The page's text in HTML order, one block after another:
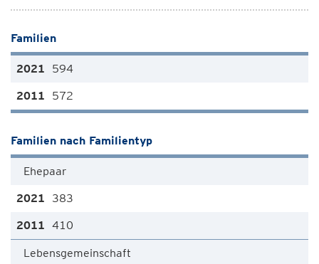
Familien
594
572
Familien nach Familientyp
Ehepaar
383
410
Lebensgemeinschaft